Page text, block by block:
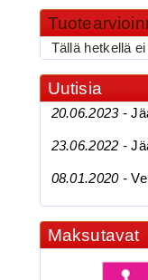
Tällä hetkellä
Uutisia
20.06.2023 -
23.06.2022 -
08.01.2020 -
Maksutavat